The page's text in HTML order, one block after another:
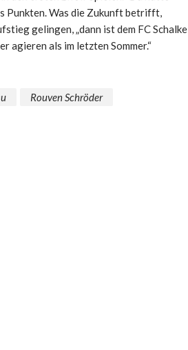
Punkten. Was die Zukunft betrifft,
gelingen, „dann ist dem FC Schalke
agieren als im letzten Sommer.“
Rouven Schröder